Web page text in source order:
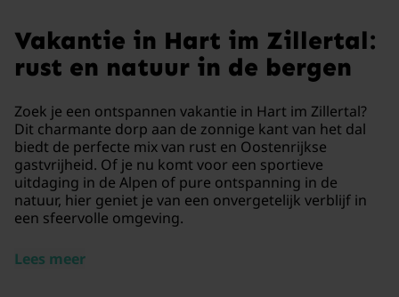
Vakantie in Hart im Zillertal:
rust en natuur in de bergen
Zoek je een ontspannen vakantie in Hart im Zillertal?
Dit charmante dorp aan de zonnige kant van het dal
biedt de perfecte mix van rust en Oostenrijkse
gastvrijheid. Of je nu komt voor een sportieve
uitdaging in de Alpen of pure ontspanning in de
natuur, hier geniet je van een onvergetelijk verblijf in
een sfeervolle omgeving.
Lees meer